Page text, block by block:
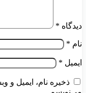
دیدگاه *
نام *
ایمیل *
ذخیره نام، ایمیل و